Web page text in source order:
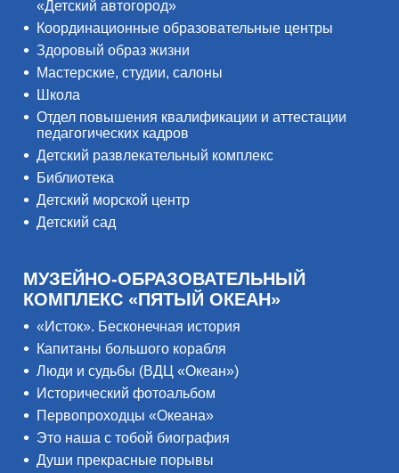
«Детский автогород»
Координационные образовательные центры
Здоровый образ жизни
Мастерские, студии, салоны
Школа
Отдел повышения квалификации и аттестации
педагогических кадров
Детский развлекательный комплекс
Библиотека
Детский морской центр
Детский сад
МУЗЕЙНО-ОБРАЗОВАТЕЛЬНЫЙ
КОМПЛЕКС «ПЯТЫЙ ОКЕАН»
«Исток». Бесконечная история
Капитаны большого корабля
Люди и судьбы (ВДЦ «Океан»)
Исторический фотоальбом
Первопроходцы «Океана»
Это наша с тобой биография
Души прекрасные порывы